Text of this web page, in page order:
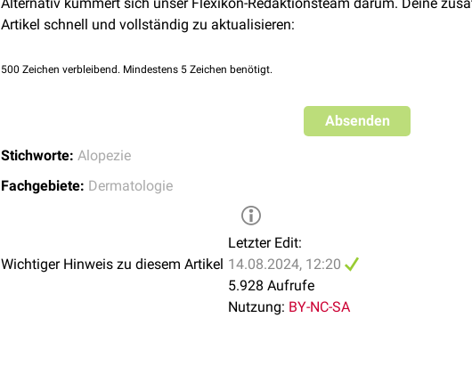
Artikel schnell und vollständig zu aktualisieren:
500 Zeichen verbleibend. Mindestens 5 Zeichen benötigt.
Absenden
Stichworte: Alopezie
Fachgebiete: Dermatologie
Wichtiger Hinweis zu diesem Artikel
Letzter Edit:
14.08.2024, 12:20
5.928 Aufrufe
Nutzung: BY-NC-SA